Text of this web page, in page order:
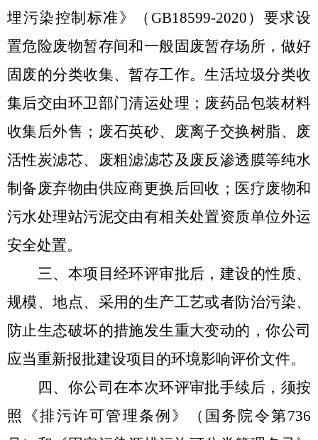
埋污染控制标准》（ GB18599-2020 ）要求设
置危险废物暂存间和一般固废暂存场所，做好
固废的分类收集、暂存工作。生活垃圾分类收
集后交由环卫部门清运处理；废药品包装材料
收集后外售；废石英砂、废离子交换树脂、废
活性炭滤芯、废粗滤滤芯及废反渗透膜等纯水
制备废弃物由供应商更换后回收；医疗废物和
污水处理站污泥交由有相关处置资质单位外运
安全处置。
三、本项目经环评审批后，建设的性质、
规模、地点、采用的生产工艺或者防治污染、
防止生态破坏的措施发生重大变动的，你公司
应当重新报批建设项目的环境影响评价文件。
四、你公司在本次环评审批手续后 ，须按
照《排污许可管理条例》（国务院令第736